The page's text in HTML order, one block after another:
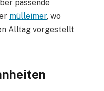
passende
mülleimer, wo
Alltag vorgestellt